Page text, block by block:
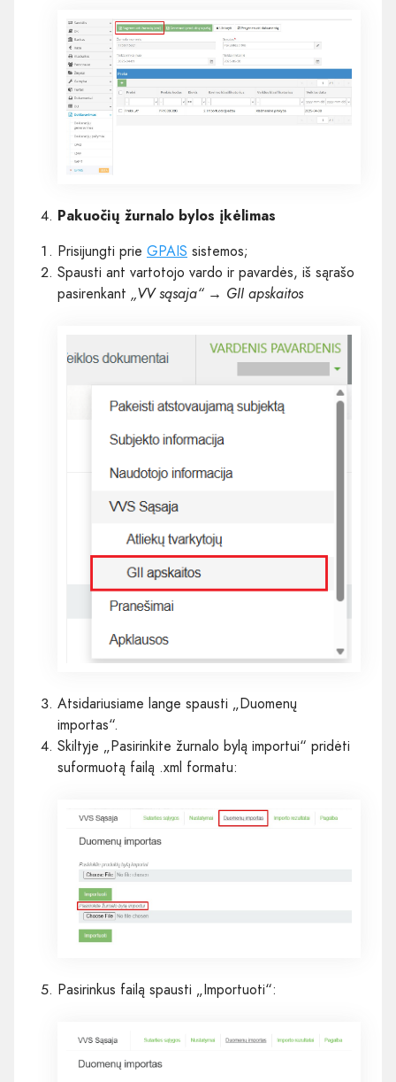
Pakuočių žurnalo bylos įkėlimas
Prisijungti prie GPAIS sistemos;
Spausti ant vartotojo vardo ir pavardės, iš sąrašo
pasirenkant „VV sąsaja“ → GII apskaitos
Atsidariusiame lange spausti „Duomenų
importas“.
Skiltyje „Pasirinkite žurnalo bylą importui“ pridėti
suformuotą failą .xml formatu:
Pasirinkus failą spausti „Importuoti“: